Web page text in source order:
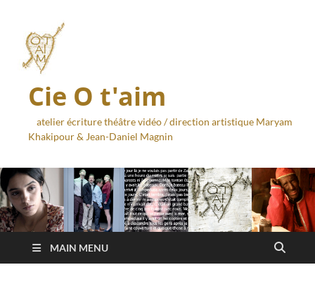
Cie O t'aim
atelier écriture théâtre vidéo / direction artistique Maryam
Khakipour & Jean-Daniel Magnin
MAIN MENU